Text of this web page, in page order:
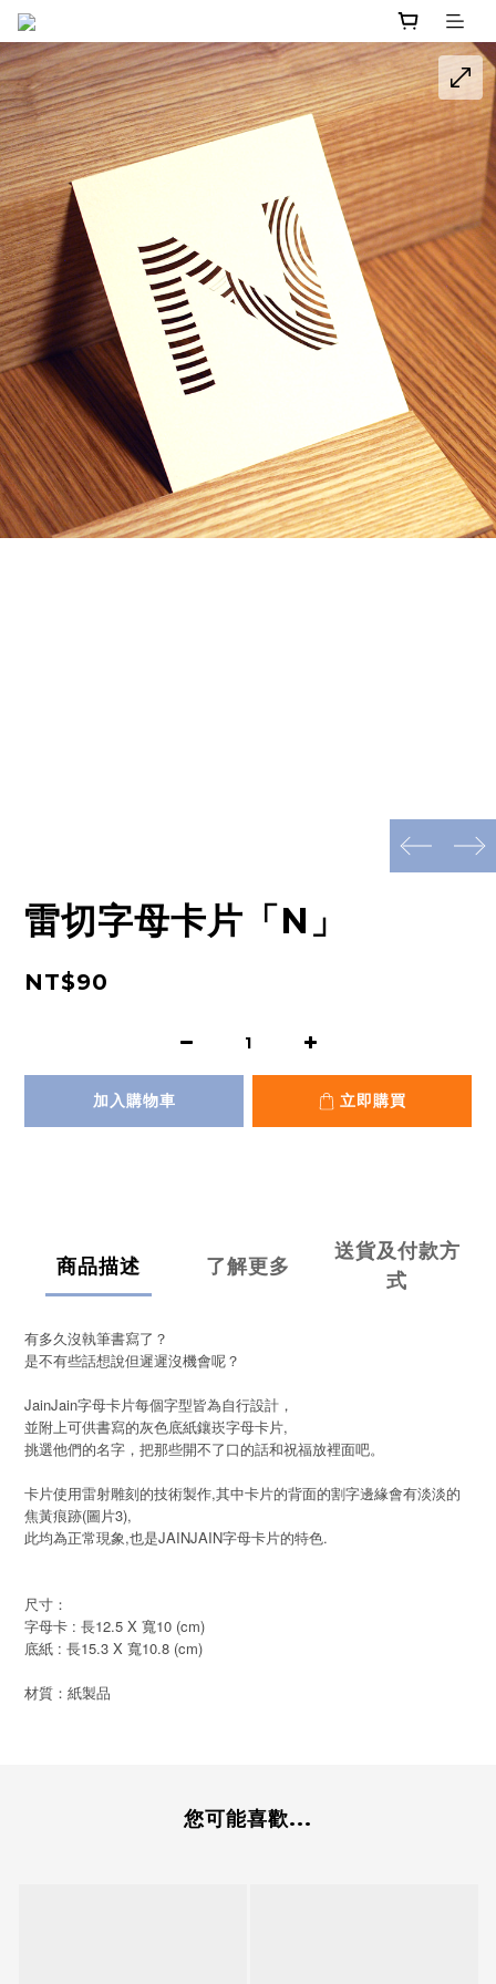
prev next
雷切字母卡片「N」
NT$90
加入購物車 立即購買
商品描述 了解更多
送貨及付款方
式
有多久沒執筆書寫了？
是不有些話想說但遲遲沒機會呢？
JainJain字母卡片每個字型皆為自行設計，
並附上可供書寫的灰色底紙鑲崁字母卡片,
挑選他們的名字，把那些開不了口的話和祝福放裡面吧。
卡片使用雷射雕刻的技術製作,其中卡片的背面的割字邊緣會有淡淡的
焦黃痕跡(圖片3),
此均為正常現象,也是JAINJAIN字母卡片的特色.
尺寸：
字母卡 : 長12.5 X 寬10 (cm)
底紙 : 長15.3 X 寬10.8 (cm)
材質：紙製品
您可能喜歡...